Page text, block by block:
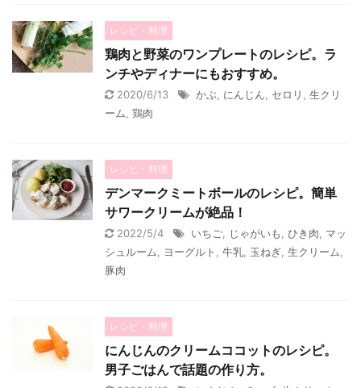
レシピ・料理
鶏肉と野菜のワンプレートのレシピ。ラ
ンチやディナーにもおすすめ。
2020/6/13 かぶ にんじん セロリ
生クリ
ーム
鶏肉
レシピ・料理
デンマークミートボールのレシピ。簡単
サワークリームが絶品！
2022/5/4 いちご じゃがいも ひき肉
マッ
シュルーム
ヨーグルト 牛乳 玉ねぎ 生クリーム
豚肉
レシピ・料理
にんじんのクリームココットのレシピ。
男子ごはんで話題の作り方。